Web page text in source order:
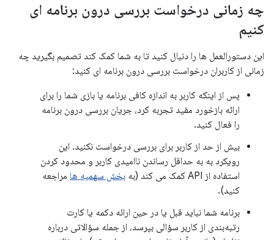
چه زمانی درخواست بررسی درون برنامه ای
کنیم
این دستورالعمل ها را دنبال کنید تا به شما کمک کند تصمیم بگیرید چه
زمانی از کاربران درخواست بررسی درون برنامه ای کنید:
پس از اینکه کاربر به اندازه کافی برنامه یا بازی شما را برای
ارائه بازخورد مفید تجربه کرد، جریان بررسی درون برنامه
را فعال کنید.
بیش از حد از کاربر برای بررسی درخواست نکنید. این
رویکرد به به حداقل رساندن ناامیدی کاربر و محدود کردن
استفاده از API کمک می کند (به
بخش سهمیه ها مراجعه
کنید).
برنامه شما نباید قبل یا در حین ارائه دکمه یا کارت
رتبه‌بندی از کاربر سؤالی بپرسد، از جمله سؤالاتی درباره